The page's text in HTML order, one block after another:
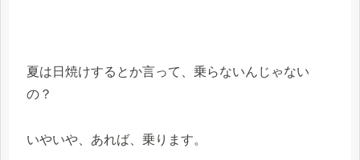
夏は日焼けするとか言って、乗らないんじゃない
の？
いやいや、あれば、乗ります。